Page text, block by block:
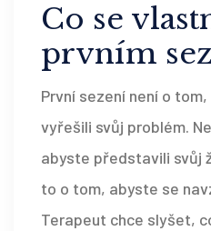
Co se
prvním
První sezení není o
vyřešili svůj problém.
abyste představili svůj
to o tom, abyste se
Terapeut chce slyšet,